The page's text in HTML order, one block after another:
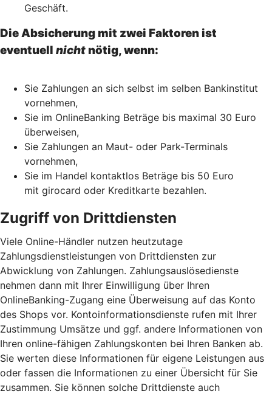
Geschäft.
Die Absicherung mit zwei Faktoren ist
eventuell nicht nötig, wenn:
Sie Zahlungen an sich selbst im selben Bankinstitut
vornehmen,
Sie im OnlineBanking Beträge bis maximal 30 Euro
überweisen,
Sie Zahlungen an Maut- oder Park-Terminals
vornehmen,
Sie im Handel kontaktlos Beträge bis 50 Euro
mit girocard oder Kreditkarte bezahlen.
Zugriff von Drittdiensten
Viele Online-Händler nutzen heutzutage
Zahlungsdienstleistungen von Drittdiensten zur
Abwicklung von Zahlungen. Zahlungsauslösedienste
nehmen dann mit Ihrer Einwilligung über Ihren
OnlineBanking-Zugang eine Überweisung auf das Konto
des Shops vor. Kontoinformationsdienste rufen mit Ihrer
Zustimmung Umsätze und ggf. andere Informationen von
Ihren online-fähigen Zahlungskonten bei Ihren Banken ab.
Sie werten diese Informationen für eigene Leistungen aus
oder fassen die Informationen zu einer Übersicht für Sie
zusammen. Sie können solche Drittdienste auch